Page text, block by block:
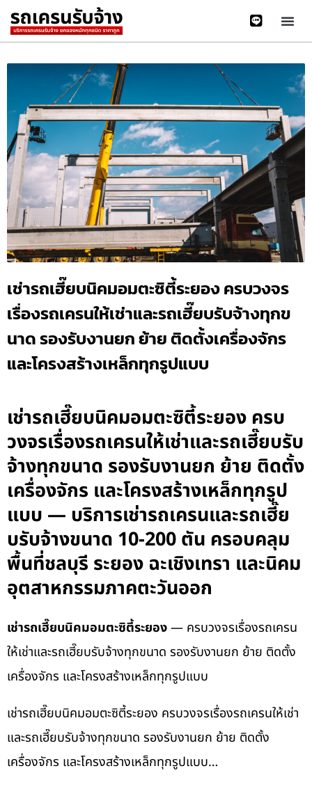
เช่ารถเฮี๊ยบนิคมอมตะซิตี้ระยอง ครบวงจร
เรื่องรถเครนให้เช่าและรถเฮี๊ยบรับจ้างทุกข
นาด รองรับงานยก ย้าย ติดตั้งเครื่องจักร
และโครงสร้างเหล็กทุกรูปแบบ
เช่ารถเฮี๊ยบนิคมอมตะซิตี้ระยอง ครบ
วงจรเรื่องรถเครนให้เช่าและรถเฮี๊ยบรับ
จ้างทุกขนาด รองรับงานยก ย้าย ติดตั้ง
เครื่องจักร และโครงสร้างเหล็กทุกรูป
แบบ — บริการเช่ารถเครนและรถเฮี๊ย
บรับจ้างขนาด 10-200 ตัน ครอบคลุม
พื้นที่ชลบุรี ระยอง ฉะเชิงเทรา และนิคม
อุตสาหกรรมภาคตะวันออก
เช่ารถเฮี๊ยบนิคมอมตะซิตี้ระยอง— ครบวงจรเรื่องรถเครน
ให้เช่าและรถเฮี๊ยบรับจ้างทุกขนาด รองรับงานยก ย้าย ติดตั้ง
เครื่องจักร และโครงสร้างเหล็กทุกรูปแบบ
เช่ารถเฮี๊ยบนิคมอมตะซิตี้ระยอง ครบวงจรเรื่องรถเครนให้เช่า
และรถเฮี๊ยบรับจ้างทุกขนาด รองรับงานยก ย้าย ติดตั้ง
เครื่องจักร และโครงสร้างเหล็กทุกรูปแบบ…